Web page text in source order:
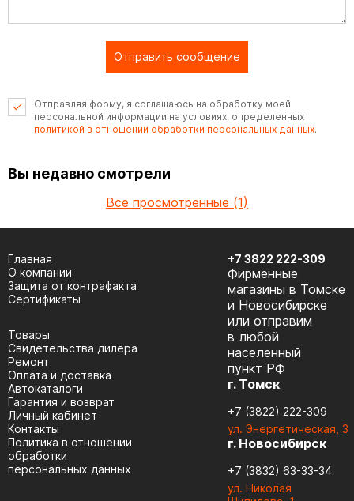
Отправить сообщение
Отправляя форму, я соглашаюсь на обработку моей
персональной информации на условиях, определенных
политикой в отношении обработки персональных данных.
Вы недавно смотрели
Все просмотренные (1)
Главная
О компании
Защита от контрафакта
Сертификаты
Товары
Cвидетельства дилера
Ремонт
Оплата и доставка
Автокаталоги
Гарантия и возврат
Личный кабинет
Контакты
Политика в отношении
обработки
персональных данных
+7 3822 222-309
Фирменные
магазины в Томске
и Новосибирске
или отправим
в любой
населенный
пункт РФ
г. Томск
+7 (3822) 222-309
ул. Энергетическая, 3
г. Новосибирск
+7 (3832) 63-33-34
ул. Николая